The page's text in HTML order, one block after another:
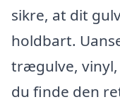
sikre, at dit
holdbart.
trægulve, vinyl,
du finde den